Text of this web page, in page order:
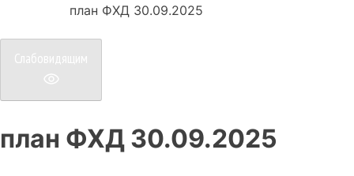
план ФХД 30.09.2025
Слабовидящим
план ФХД 30.09.2025